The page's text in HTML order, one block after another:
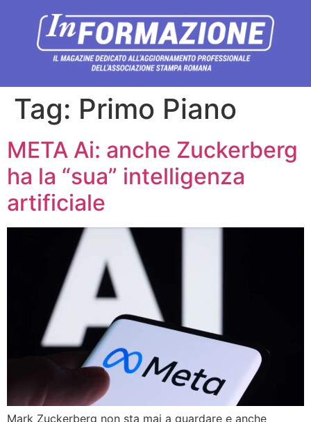
Tag: Primo Piano
META Ai: anche Zuckerberg
ha la “sua” intelligenza
artificiale
Mark Zuckerberg non sta mai a guardare e anche